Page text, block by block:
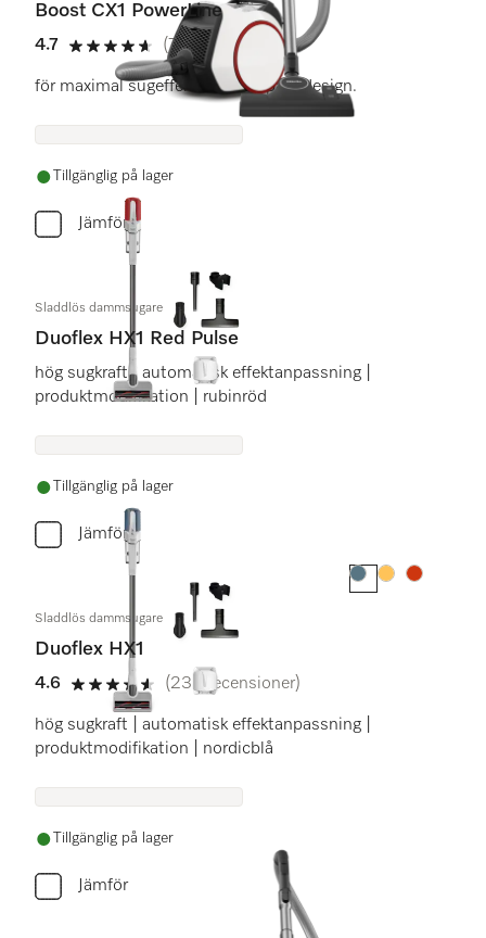
Boost CX1 PowerLine
4.7
4.7 stars out of 5
(77 recensioner)
för maximal sugeffekt i en kompakt design.
Tillgänglig på lager
Jämför
Sladdlös dammsugare
Duoflex HX1 Red Pulse
hög sugkraft | automatisk effektanpassning |
produktmodifikation | rubinröd
Tillgänglig på lager
Jämför
Färg:Färg:Färg:
Sladdlös dammsugare
Duoflex HX1
4.6
4.6 stars out of 5
(233 recensioner)
hög sugkraft | automatisk effektanpassning |
produktmodifikation | nordicblå
Tillgänglig på lager
Jämför